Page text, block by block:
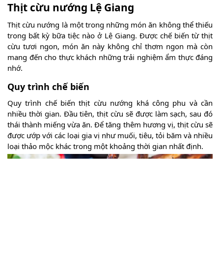
Thịt cừu nướng Lệ Giang
Thịt cừu nướng là một trong những món ăn không thể thiếu
trong bất kỳ bữa tiệc nào ở Lệ Giang. Được chế biến từ thịt
cừu tươi ngon, món ăn này không chỉ thơm ngon mà còn
mang đến cho thực khách những trải nghiệm ẩm thực đáng
nhớ.
Quy trình chế biến
Quy trình chế biến thịt cừu nướng khá công phu và cần
nhiều thời gian. Đầu tiên, thịt cừu sẽ được làm sạch, sau đó
thái thành miếng vừa ăn. Để tăng thêm hương vị, thịt cừu sẽ
được ướp với các loại gia vị như muối, tiêu, tỏi băm và nhiều
loại thảo mộc khác trong một khoảng thời gian nhất định.